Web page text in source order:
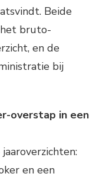
Beide
bruto-
en de
bij
overstap in een
en een